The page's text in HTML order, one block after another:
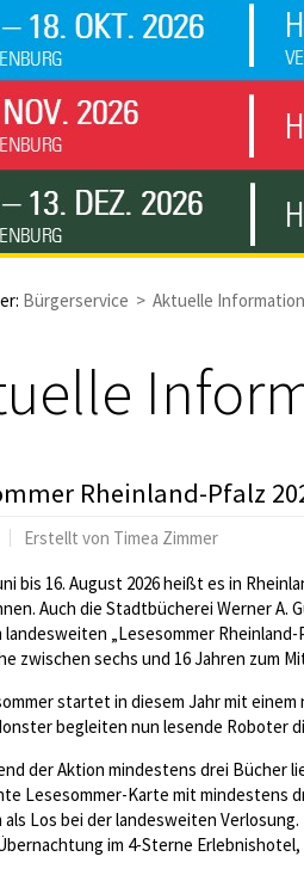
Bürgerservice > Aktuelle
Rheinland-Pfalz
Erstellt von Timea Zimmer
bis 16. August 2026 heißt es in
Auch die Stadtbücherei Werner A.
landesweiten „Lesesommer
zwischen sechs und 16 Jahren zum
startet in diesem Jahr mit
begleiten nun lesende Roboter
der Aktion mindestens drei Bücher
Lesesommer-Karte mit mindestens
als Los bei der landesweiten
im 4-Sterne